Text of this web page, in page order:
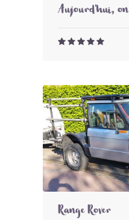
Aujourd'hui, on
Range Rover